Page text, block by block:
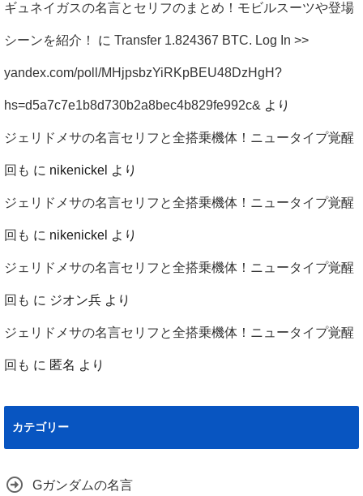
ギュネイガスの名言とセリフのまとめ！モビルスーツや登場
シーンを紹介！ に Transfer 1.824367 BTC. Log In >>
yandex.com/poll/MHjpsbzYiRKpBEU48DzHgH?
hs=d5a7c7e1b8d730b2a8bec4b829fe992c& より
ジェリドメサの名言セリフと全搭乗機体！ニュータイプ覚醒
回も に nikenickel より
ジェリドメサの名言セリフと全搭乗機体！ニュータイプ覚醒
回も に nikenickel より
ジェリドメサの名言セリフと全搭乗機体！ニュータイプ覚醒
回も に ジオン兵 より
ジェリドメサの名言セリフと全搭乗機体！ニュータイプ覚醒
回も に 匿名 より
カテゴリー
Gガンダムの名言